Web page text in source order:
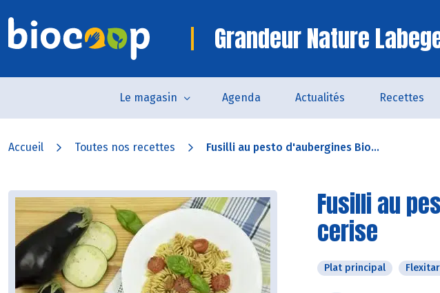
Grandeur Nature
Le magasin Agenda Actualités Recettes
Accueil Toutes nos recettes Fusilli au pesto d'aubergines Bio...
Fusilli au
cerise
Plat principal